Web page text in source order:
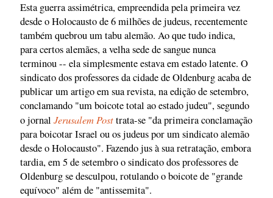
Esta guerra assimétrica, empreendida pela primeira vez
desde o Holocausto de 6 milhões de judeus, recentemente
também quebrou um tabu alemão. Ao que tudo indica,
para certos alemães, a velha sede de sangue nunca
terminou -- ela simplesmente estava em estado latente. O
sindicato dos professores da cidade de Oldenburg acaba de
publicar um artigo em sua revista, na edição de setembro,
conclamando "um boicote total ao estado judeu", segundo
o jornal Jerusalem Posttrata-se "da primeira conclamação
para boicotar Israel ou os judeus por um sindicato alemão
desde o Holocausto". Fazendo jus à sua retratação, embora
tardia, em 5 de setembro o sindicato dos professores de
Oldenburg se desculpou, rotulando o boicote de "grande
equívoco" além de "antissemita".